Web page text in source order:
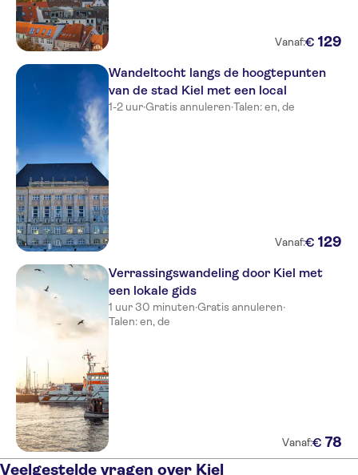
Vanaf:€ 129
Wandeltocht langs de hoogtepunten
van de stad Kiel met een local
1-2 uur·Gratis annuleren·Talen: en, de
Vanaf:€ 129
Verrassingswandeling door Kiel met
een lokale gids
1 uur 30 minuten·Gratis annuleren·
Talen: en, de
Vanaf:€ 78
Veelgestelde vragen over Kiel